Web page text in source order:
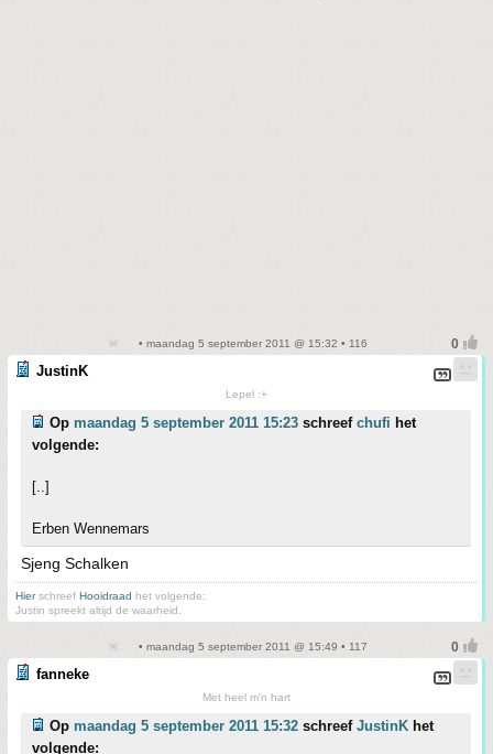
• maandag 5 september 2011 @ 15:32 • 116
JustinK
Lepel :+
Op maandag 5 september 2011 15:23 schreef chufi het
volgende:
[..]
Erben Wennemars
Sjeng Schalken
Hierschreef Hooidraad het volgende:
Justin spreekt altijd de waarheid.
• maandag 5 september 2011 @ 15:49 • 117
fanneke
Met heel m'n hart
Op maandag 5 september 2011 15:32 schreef JustinK het
volgende: